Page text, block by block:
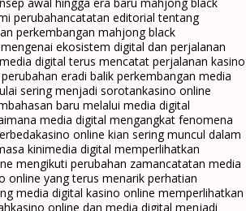
awal hingga era baru mahjong black
perubahancatatan editorial tentang
perkembangan mahjong black
ekosistem digital dan perjalanan
media digital terus mencatat perjalanan kasino
eradi balik perkembangan media
sering menjadi sorotankasino online
baru melalui media digital
media digital mengangkat fenomena
kasino online kian sering muncul dalam
kinimedia digital memperlihatkan
mengikuti perubahan zamancatatan media
online yang terus menarik perhatian
media digital kasino online memperlihatkan
kasino online dan media digital menjadi